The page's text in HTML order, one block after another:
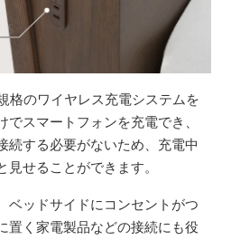
格のワイヤレス充電システムを
スマートフォンを充電でき、
続する必要がないため、充電中
せることができます。
ベッドサイドにコンセントがつ
置く家電製品などの接続にも役